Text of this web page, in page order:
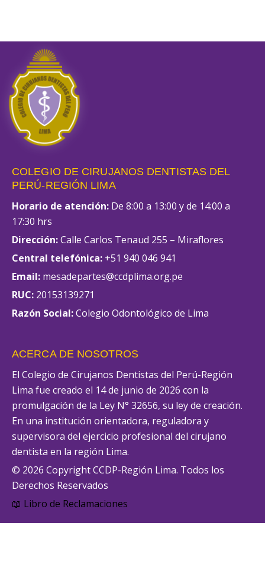
COLEGIO DE CIRUJANOS DENTISTAS DEL
PERÚ-REGIÓN LIMA
Horario de atención: De 8:00 a 13:00 y de 14:00 a
17:30 hrs
Dirección:Calle Carlos Tenaud 255 – Miraflores
Central telefónica: +51 940 046 941
Email: mesadepartes@ccdplima.org.pe
RUC: 20153139271
Razón Social:Colegio Odontológico de Lima
ACERCA DE NOSOTROS
El Colegio de Cirujanos Dentistas del Perú-Región
Lima fue creado el 14 de junio de 2026 con la
promulgación de la Ley N° 32656, su ley de creación.
En una institución orientadora, reguladora y
supervisora del ejercicio profesional del cirujano
dentista en la región Lima.
© 2026 Copyright CCDP-Región Lima. Todos los
Derechos Reservados
📖 Libro de Reclamaciones